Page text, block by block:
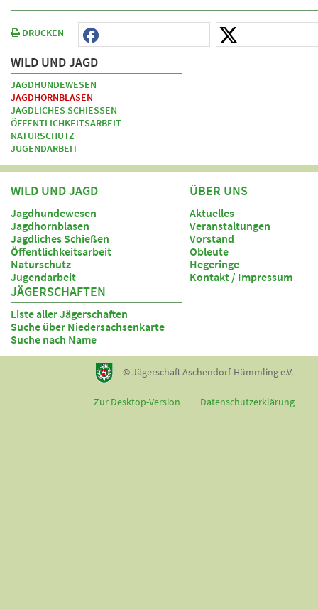
DRUCKEN
WILD UND JAGD
JAGDHUNDEWESEN
JAGDHORNBLASEN
JAGDLICHES SCHIESSEN
ÖFFENTLICHKEITSARBEIT
NATURSCHUTZ
JUGENDARBEIT
WILD UND JAGD
Jagdhundewesen
Jagdhornblasen
Jagdliches Schießen
Öffentlichkeitsarbeit
Naturschutz
Jugendarbeit
ÜBER UNS
Aktuelles
Veranstaltungen
Vorstand
Obleute
Hegeringe
Kontakt / Impressum
JÄGERSCHAFTEN
Liste aller Jägerschaften
Suche über Niedersachsenkarte
Suche nach Name
© Jägerschaft Aschendorf-Hümmling e.V.
Zur Desktop-Version Datenschutzerklärung